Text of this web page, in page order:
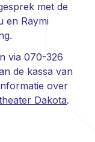
met de
en Raymi
via 070-326
de kassa van
over
Dakota.